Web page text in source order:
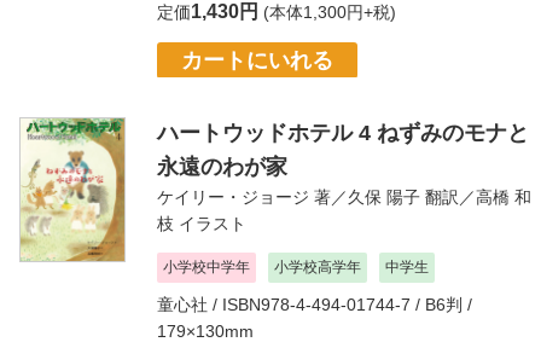
定価1,430円 (本体1,300円+税)
カートにいれる
ハートウッドホテル 4 ねずみのモナと
永遠のわが家
ケイリー・ジョージ 著／久保 陽子 翻訳／高橋 和
枝 イラスト
小学校中学年 小学校高学年 中学生
童心社 / ISBN978-4-494-01744-7 / B6判 /
179×130mm